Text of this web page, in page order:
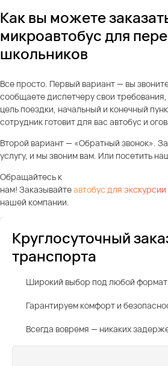
Как вы можете
микроавтобус для
школьников
Все просто. Первый вариант — вы
сообщаете диспетчеру свои
цель поездки, начальный и конечный
сотрудник готовит для вас автобус и
Второй вариант — «Обратный звонок».
услугу, и мы звоним вам. Или посетить
Обращайтесь к
нам! Заказывайтеавтобус для экскурсии
нашей компании.
Круглосуточный
транспорта
Широкий выбор под любой формат
Гарантируем комфорт и
Всегда вовремя — никаких